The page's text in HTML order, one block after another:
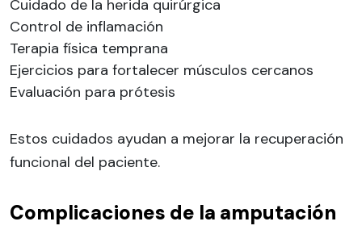
Cuidado de la herida quirúrgica
Control de inflamación
Terapia física temprana
Ejercicios para fortalecer músculos cercanos
Evaluación para prótesis
Estos cuidados ayudan a mejorar la recuperación
funcional del paciente.
Complicaciones de la amputación